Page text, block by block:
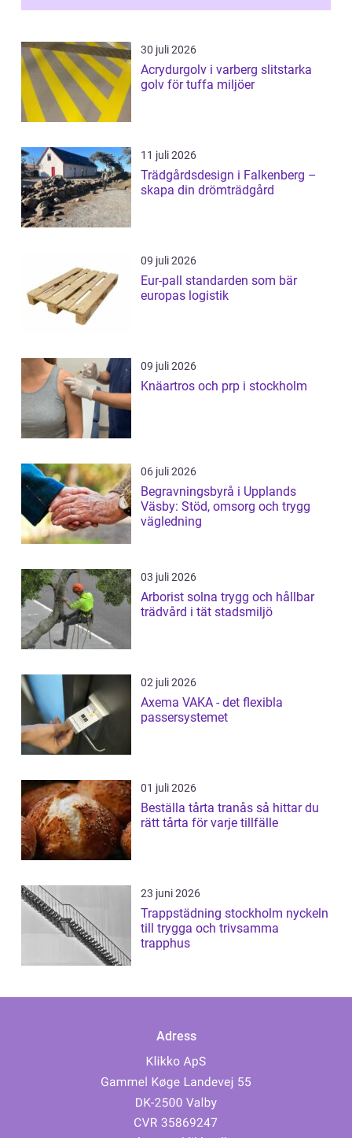
omtan...
30 juli 2026
Acrydurgolv i varberg slitstarka
golv för tuffa miljöer
11 juli 2026
Trädgårdsdesign i Falkenberg –
skapa din drömträdgård
09 juli 2026
Eur-pall standarden som bär
europas logistik
09 juli 2026
Knäartros och prp i stockholm
06 juli 2026
Begravningsbyrå i Upplands
Väsby: Stöd, omsorg och trygg
vägledning
03 juli 2026
Arborist solna trygg och hållbar
trädvård i tät stadsmiljö
02 juli 2026
Axema VAKA - det flexibla
passersystemet
01 juli 2026
Beställa tårta tranås så hittar du
rätt tårta för varje tillfälle
23 juni 2026
Trappstädning stockholm nyckeln
till trygga och trivsamma
trapphus
Adress